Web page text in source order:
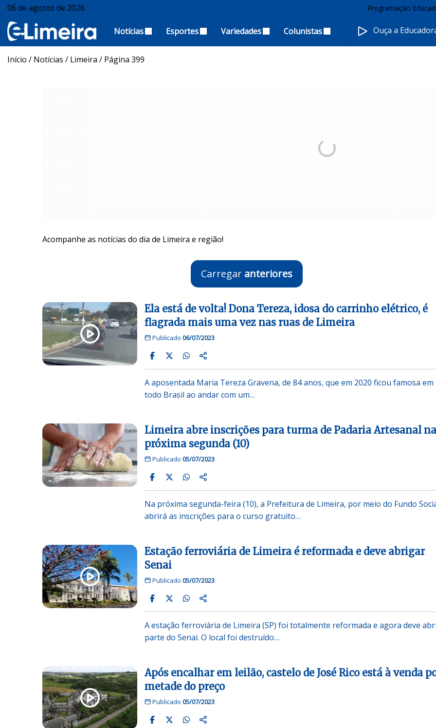
06 de agosto de 2026 Programação
Notícias Esportes Variedades Colunistas Ouça a
Início / Notícias / Limeira / Página 399
Acompanhe as notícias do dia de Limeira e região!
Carregar anteriores
Ela está de volta! Dona Tereza, idosa do carrinho elétrico, é
flagrada mais uma vez nas ruas de Limeira
Publicado 06/07/2023
A aposentada Maria Tereza Gravena, de 84 anos, que em 2020 ficou famosa em
todo Brasil ao andar com um…
Limeira abre inscrições para turma de Padaria Artesanal na
próxima segunda (10)
Publicado 05/07/2023
Na próxima segunda-feira (10), a Prefeitura de Limeira, por meio do Fundo
abrirá as inscrições para o curso gratuito…
Estação ferroviária de Limeira é reformada e deve abrigar
Senai
Publicado 05/07/2023
A estação ferroviária de Limeira (SP) foi totalmente reformada e agora deve
parte do Senai. O local foi destruído…
Após encalhar em leilão, castelo de José Rico está à venda
metade do preço
Publicado 05/07/2023